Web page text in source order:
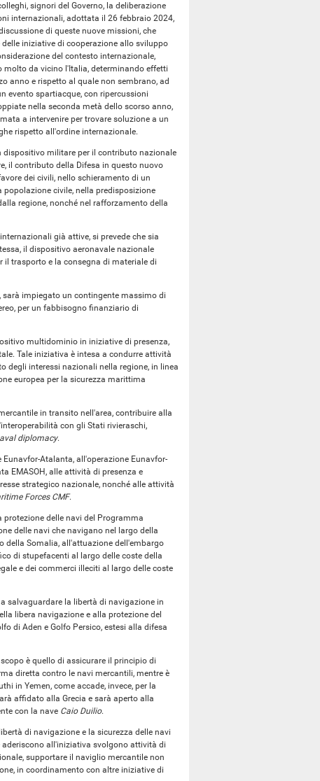
signori del Governo, la deliberazione
internazionali, adottata il 26 febbraio 2024,
di queste nuove missioni, che
iniziative di cooperazione allo sviluppo
del contesto internazionale,
da vicino l'Italia, determinando effetti
anno e rispetto al quale non sembrano, ad
evento spartiacque, con ripercussioni
nella seconda metà dello scorso anno,
a intervenire per trovare soluzione a un
rispetto all'ordine internazionale.
dispositivo militare per il contributo nazionale
il contributo della Difesa in questo nuovo
dei civili, nello schieramento di un
civile, nella predisposizione
regione, nonché nel rafforzamento della
già attive, si prevede che sia
il dispositivo aeronavale nazionale
il trasporto e la consegna di materiale di
impiegato un contingente massimo di
per un fabbisogno finanziario di
multidominio in iniziative di presenza,
Tale iniziativa è intesa a condurre attività
degli interessi nazionali nella regione, in linea
europea per la sicurezza marittima
in transito nell'area, contribuire alla
con gli Stati rivieraschi,
diplomacy.
Atalanta, all'operazione Eunavfor-
EMASOH, alle attività di presenza e
strategico nazionale, nonché alle attività
Forces CMF.
protezione delle navi del Programma
delle navi che navigano nel largo della
della Somalia, all'attuazione dell'embargo
di stupefacenti al largo delle coste della
e dei commerci illeciti al largo delle coste
salvaguardare la libertà di navigazione in
libera navigazione e alla protezione del
di Aden e Golfo Persico, estesi alla difesa
è quello di assicurare il principio di
diretta contro le navi mercantili, mentre è
in Yemen, come accade, invece, per la
affidato alla Grecia e sarà aperto alla
con la nave Caio Duilio.
di navigazione e la sicurezza delle navi
all'iniziativa svolgono attività di
supportare il naviglio mercantile non
in coordinamento con altre iniziative di